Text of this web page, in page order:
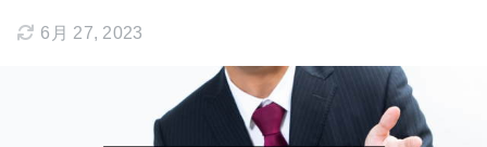
6月 27, 2023